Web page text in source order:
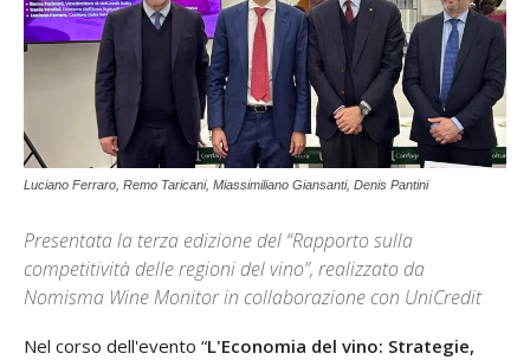
Luciano Ferraro, Remo Taricani, Miassimiliano Giansanti, Denis Pantini
Presentata la terza edizione del “Rapporto sulla
competitività delle regioni del vino”, realizzato da
Nomisma Wine Monitor in collaborazione con UniCredit
Nel corso dell'evento “L'Economia del vino: Strategie,